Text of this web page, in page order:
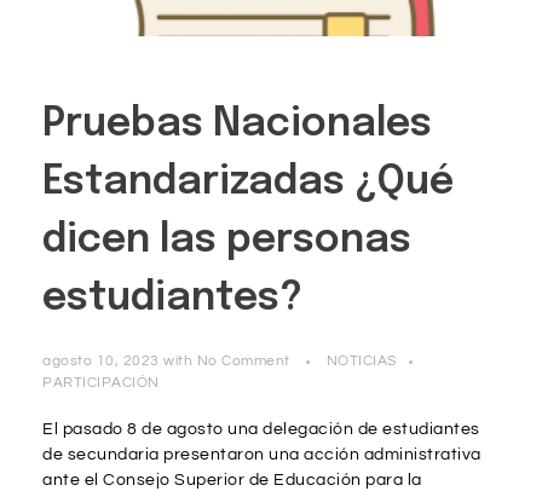
Pruebas Nacionales
Estandarizadas ¿Qué
dicen las personas
estudiantes?
agosto 10, 2023 with No Comment
NOTICIAS
PARTICIPACIÓN
El pasado 8 de agosto una delegación de estudiantes
de secundaria presentaron una acción administrativa
ante el Consejo Superior de Educación para la